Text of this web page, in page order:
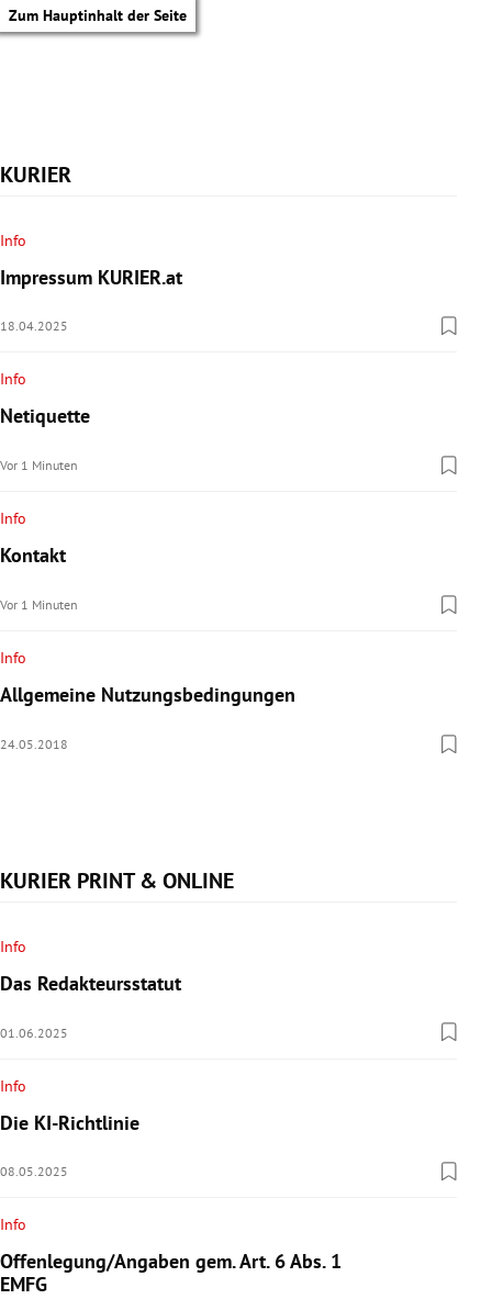
Zum Hauptinhalt der Seite
Untermenü
Untermenü
Untermenü
Untermenü
Untermenü
KURIER
Info
Impressum KURIER.at
18.04.2025
Info
Netiquette
Vor 1 Minuten
Info
Kontakt
Vor 1 Minuten
Info
Allgemeine Nutzungsbedingungen
24.05.2018
KURIER PRINT & ONLINE
Info
Das Redakteursstatut
01.06.2025
Info
Die KI-Richtlinie
08.05.2025
Info
Offenlegung/Angaben gem. Art. 6 Abs. 1
EMFG